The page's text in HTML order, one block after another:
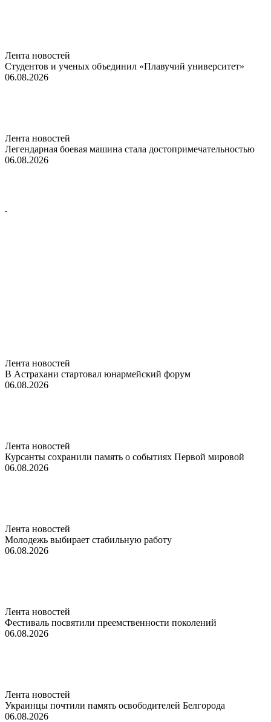
Лента новостей
Студентов и ученых объединил «Плавучий университет»
06.08.2026
Лента новостей
Легендарная боевая машина стала достопримечательностью
06.08.2026
Лента новостей
В Астрахани стартовал юнармейский форум
06.08.2026
Лента новостей
Курсанты сохранили память о событиях Первой мировой
06.08.2026
Лента новостей
Молодежь выбирает стабильную работу
06.08.2026
Лента новостей
Фестиваль посвятили преемственности поколений
06.08.2026
Лента новостей
Украинцы почтили память освободителей Белгорода
06.08.2026